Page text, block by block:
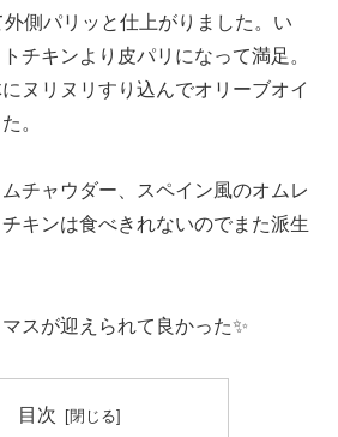
側パリッと仕上がりました。い
チキンより皮パリになって満足。
ヌリヌリすり込んでオリーブオイ
。
チャウダー、スペイン風のオムレ
キンは食べきれないのでまた派生
スが迎えられて良かった✨
目次